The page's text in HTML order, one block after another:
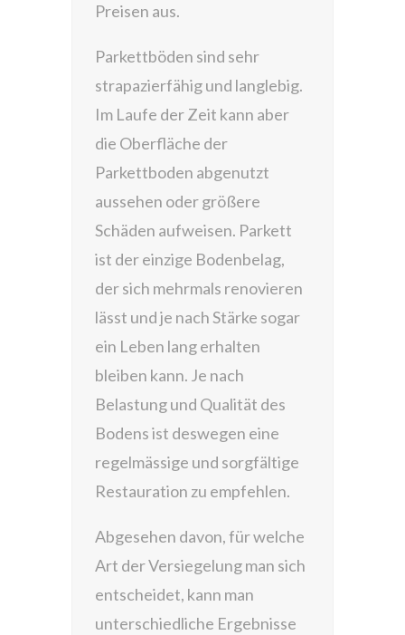
Preisen aus.
Parkettböden sind sehr
strapazierfähig und langlebig.
Im Laufe der Zeit kann aber
die Oberfläche der
Parkettboden abgenutzt
aussehen oder größere
Schäden aufweisen. Parkett
ist der einzige Bodenbelag,
der sich mehrmals renovieren
lässt und je nach Stärke sogar
ein Leben lang erhalten
bleiben kann. Je nach
Belastung und Qualität des
Bodens ist deswegen eine
regelmässige und sorgfältige
Restauration zu empfehlen.
Abgesehen davon, für welche
Art der Versiegelung man sich
entscheidet, kann man
unterschiedliche Ergebnisse